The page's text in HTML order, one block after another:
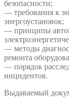
безопасности;
— требования к
энергоустановок;
— принципы
— методы
ремонта
— порядок
инцидентов.
Выдаваемый